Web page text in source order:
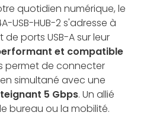
quotidien numérique, le
USB-HUB-2 s'adresse à
ports USB-A sur leur
et compatible
permet de connecter
simultané avec une
5 Gbps. Un allié
bureau ou la mobilité.